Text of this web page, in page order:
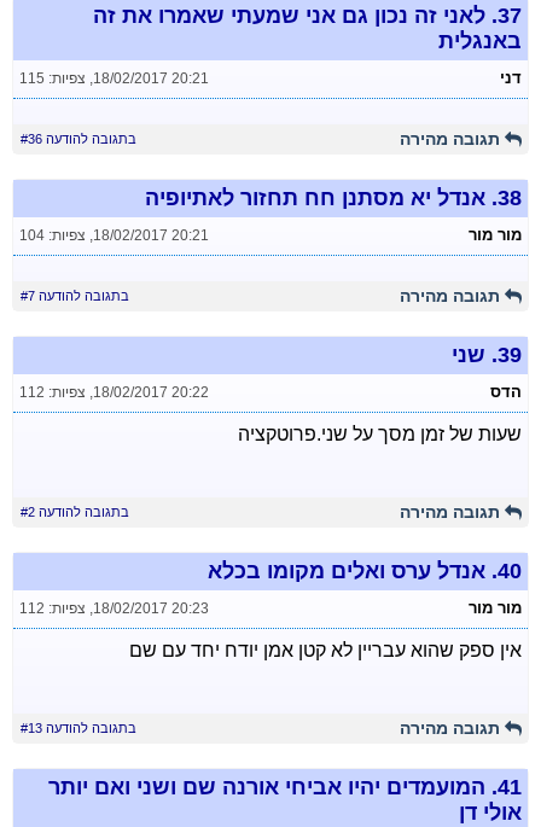
37. לאני זה נכון גם אני שמעתי שאמרו את זה
באנגלית
דני 18/02/2017 20:21
, צפיות: 115
תגובה מהירה בתגובה להודעה #36
38. אנדל יא מסתנן חח תחזור לאתיופיה
מור מור 18/02/2017 20:21
, צפיות: 104
תגובה מהירה בתגובה להודעה #7
39. שני
הדס 18/02/2017 20:22
, צפיות: 112
שעות של זמן מסך על שני.פרוטקציה
תגובה מהירה בתגובה להודעה #2
40. אנדל ערס ואלים מקומו בכלא
מור מור 18/02/2017 20:23
, צפיות: 112
אין ספק שהוא עבריין לא קטן אמן יודח יחד עם שם
תגובה מהירה בתגובה להודעה #13
41. המועמדים יהיו אביחי אורנה שם ושני ואם יותר
אולי דן